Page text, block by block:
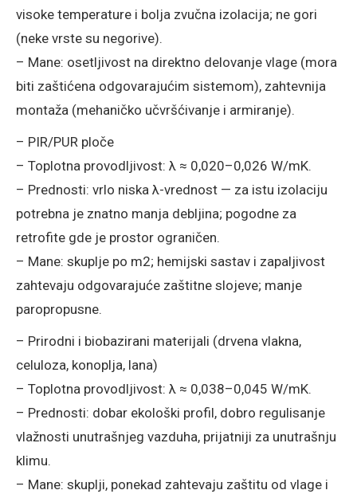
visoke temperature i bolja zvučna izolacija; ne gori
(neke vrste su negorive).
– Mane: osetljivost na direktno delovanje vlage (mora
biti zaštićena odgovarajućim sistemom), zahtevnija
montaža (mehaničko učvršćivanje i armiranje).
– PIR/PUR ploče
– Toplotna provodljivost: λ ≈ 0,020–0,026 W/mK.
– Prednosti: vrlo niska λ-vrednost — za istu izolaciju
potrebna je znatno manja debljina; pogodne za
retrofite gde je prostor ograničen.
– Mane: skuplje po m2; hemijski sastav i zapaljivost
zahtevaju odgovarajuće zaštitne slojeve; manje
paropropusne.
– Prirodni i biobazirani materijali (drvena vlakna,
celuloza, konoplja, lana)
– Toplotna provodljivost: λ ≈ 0,038–0,045 W/mK.
– Prednosti: dobar ekološki profil, dobro regulisanje
vlažnosti unutrašnjeg vazduha, prijatniji za unutrašnju
klimu.
– Mane: skuplji, ponekad zahtevaju zaštitu od vlage i